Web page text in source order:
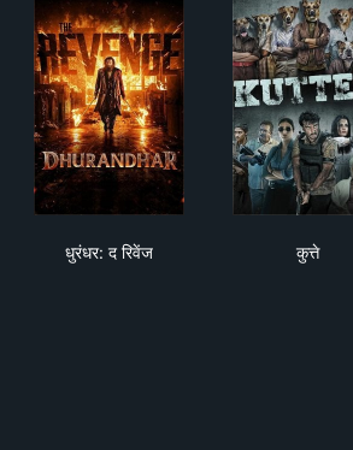
धुरंधर: द रिवेंज
कुत्ते